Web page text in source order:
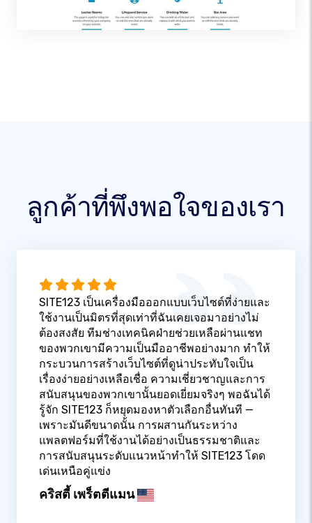
ลูกค้าที่พึงพอใจของเรา
SITE123 เป็นเครื่องมือออกแบบเว็บไซต์ที่ง่ายและ
ใช้งานเป็นมิตรที่สุดเท่าที่ฉันเคยเจอมาอย่างไม่
ต้องสงสัย ทีมช่างเทคนิคฝ่ายช่วยเหลือผ่านแชท
ของพวกเขามีความเป็นมืออาชีพอย่างมาก ทำให้
กระบวนการสร้างเว็บไซต์ที่ดูน่าประทับใจเป็น
เรื่องง่ายอย่างเหลือเชื่อ ความเชี่ยวชาญและการ
สนับสนุนของพวกเขานั้นยอดเยี่ยมจริงๆ พอฉันได้
รู้จัก SITE123 ก็หยุดมองหาตัวเลือกอื่นทันที —
เพราะมันดีขนาดนั้น การผสานกันระหว่าง
แพลตฟอร์มที่ใช้งานได้อย่างเป็นธรรมชาติและ
การสนับสนุนระดับแนวหน้าทำให้ SITE123 โดด
เด่นเหนือคู่แข่ง
คริสตี้ เพร็ตตีแมน